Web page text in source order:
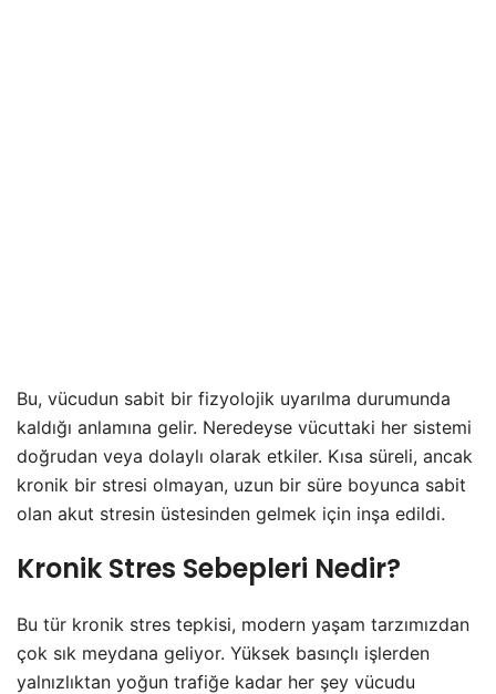
Bu, vücudun sabit bir fizyolojik uyarılma durumunda
kaldığı anlamına gelir. Neredeyse vücuttaki her sistemi
doğrudan veya dolaylı olarak etkiler. Kısa süreli, ancak
kronik bir stresi olmayan, uzun bir süre boyunca sabit
olan akut stresin üstesinden gelmek için inşa edildi.
Kronik Stres Sebepleri Nedir?
Bu tür kronik stres tepkisi, modern yaşam tarzımızdan
çok sık meydana geliyor. Yüksek basınçlı işlerden
yalnızlıktan yoğun trafiğe kadar her şey vücudu